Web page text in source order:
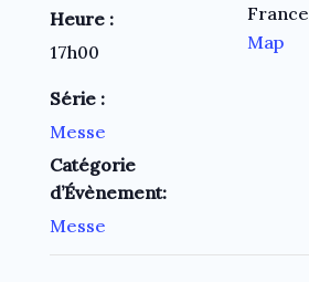
Heure :
17h00
Série :
Messe
Catégorie
d’Évènement:
Messe
France
Map